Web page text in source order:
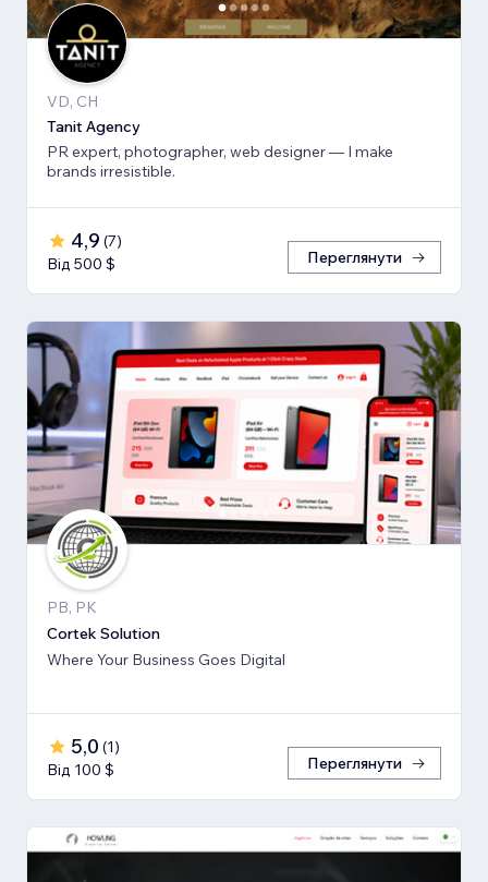
VD, CH
Tanit Agency
PR expert, photographer, web designer — I make
brands irresistible.
4,9 (7)
Від 500 $
Переглянути
PB, PK
Cortek Solution
Where Your Business Goes Digital
5,0 (1)
Від 100 $
Переглянути